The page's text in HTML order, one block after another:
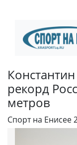
рекорд
метров
Спорт на Енисее